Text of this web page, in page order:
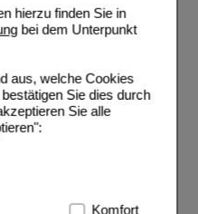
hierzu finden Sie in
bei dem Unterpunkt
aus, welche Cookies
Sie dies durch
Sie alle
handelt es sich um
Komfort